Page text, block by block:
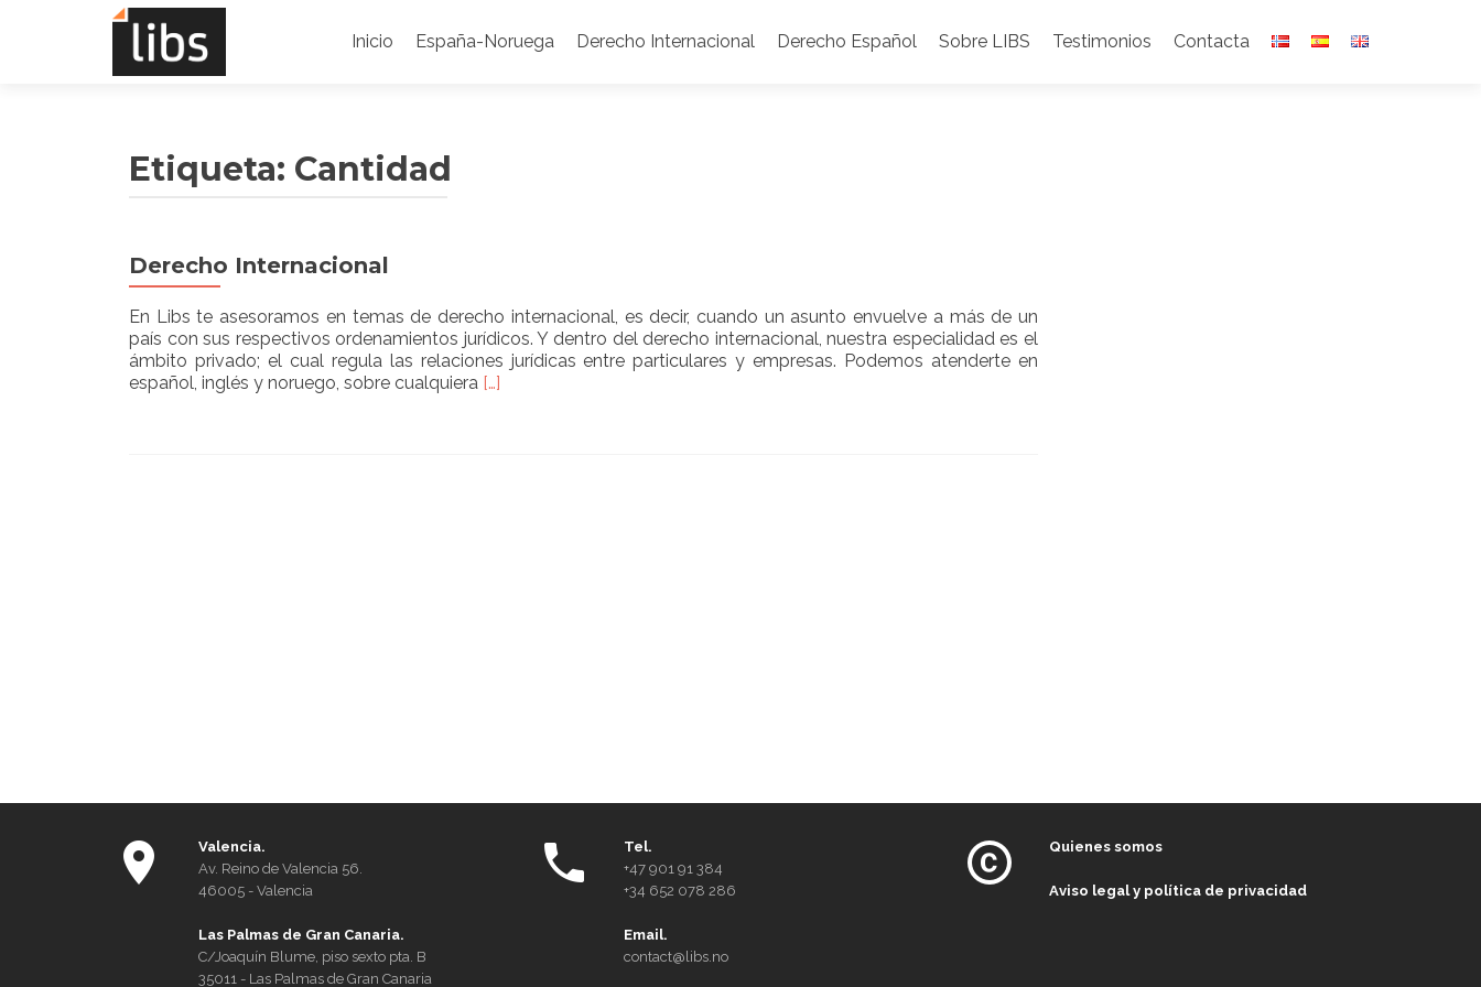
al
Inicio España-Noruega Derecho Internacional Derecho Español Sobre LIBS Testimonios Contacta
Etiqueta: Cantidad
Derecho Internacional
En Libs te asesoramos en temas de derecho internacional, es decir, cuando un asunto envuelve a más de un
país con sus respectivos ordenamientos jurídicos. Y dentro del derecho internacional, nuestra especialidad es el
ámbito privado; el cual regula las relaciones jurídicas entre particulares y empresas. Podemos atenderte en
español, inglés y noruego, sobre cualquiera Read
[…]
Valencia.
Av. Reino de Valencia 56.
46005 - Valencia
Las Palmas de Gran Canaria.
C/Joaquín Blume, piso sexto pta. B
35011 - Las Palmas de Gran Canaria
Tel.
+47 901 91 384
+34 652 078 286
Email.
contact@libs.no
Quienes somos
Aviso legal y política de privacidad